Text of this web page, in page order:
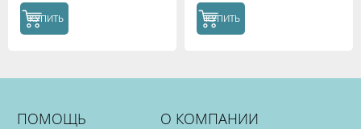
КУПИТЬ КУПИТЬ
ПОМОЩЬ О КОМПАНИИ